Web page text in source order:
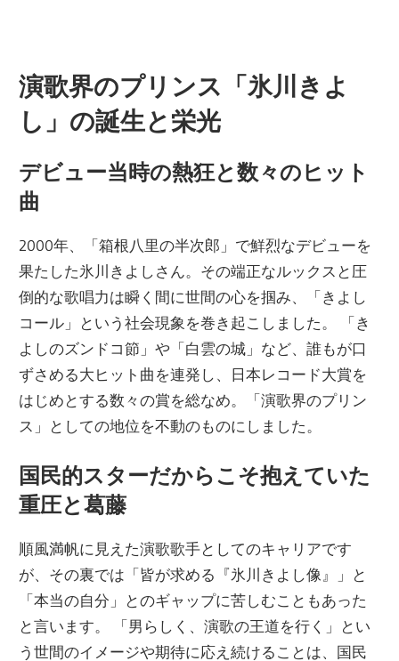
演歌界のプリンス「氷川きよ
し」の誕生と栄光
デビュー当時の熱狂と数々のヒット
曲
2000年、「箱根八里の半次郎」で鮮烈なデビューを
果たした氷川きよしさん。その端正なルックスと圧
倒的な歌唱力は瞬く間に世間の心を掴み、「きよし
コール」という社会現象を巻き起こしました。 「き
よしのズンドコ節」や「白雲の城」など、誰もが口
ずさめる大ヒット曲を連発し、日本レコード大賞を
はじめとする数々の賞を総なめ。「演歌界のプリン
ス」としての地位を不動のものにしました。
国民的スターだからこそ抱えていた
重圧と葛藤
順風満帆に見えた演歌歌手としてのキャリアです
が、その裏では「皆が求める『氷川きよし像』」と
「本当の自分」とのギャップに苦しむこともあった
と言います。 「男らしく、演歌の王道を行く」とい
う世間のイメージや期待に応え続けることは、国民